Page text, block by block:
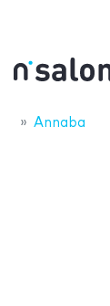
Annaba